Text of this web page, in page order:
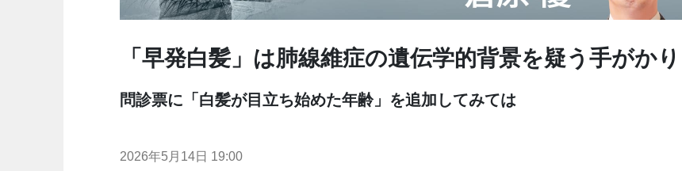
「早発白髪」は肺線維症の遺伝学的背景を疑う手がかり
問診票に「白髪が目立ち始めた年齢」を追加してみては
2026年5月14日 19:00